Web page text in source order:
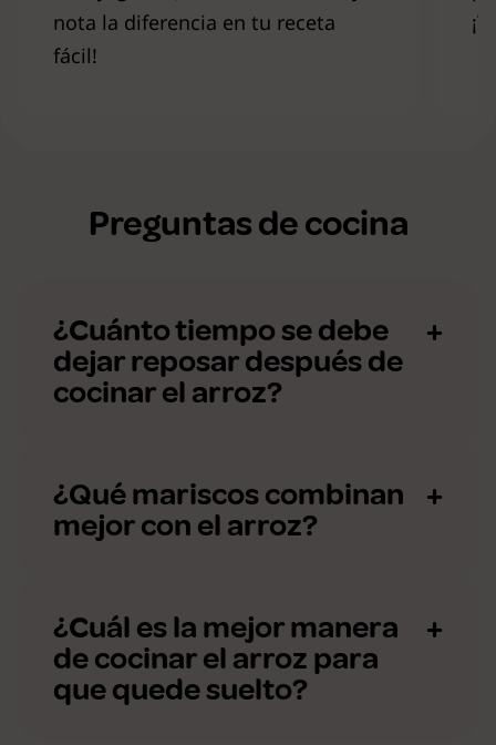
nota la diferencia en tu receta
fácil!
Preguntas de cocina
¿Cuánto tiempo se debe
dejar reposar después de
cocinar el arroz?
¿Qué mariscos combinan
mejor con el arroz?
¿Cuál es la mejor manera
de cocinar el arroz para
que quede suelto?